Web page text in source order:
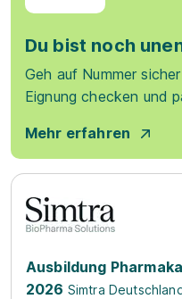
Du bist noch
Geh auf Nummer
Eignung checken und
Mehr erfahren
Ausbildung
2026 Simtra